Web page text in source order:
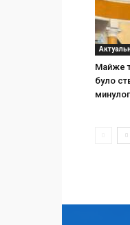
Майже
було